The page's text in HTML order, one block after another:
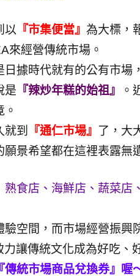
以 『市集便當』 為大標，
來經營傳統市場。
日據時代就有的公有市場
是 『辣炒年糕的始祖』
。
就到 『通仁市場』 了，大
景希望都在這裡表露無
食店、海鮮店、蔬菜店
空間，而市場經營振興
讓傳統文化成為好吃、
『傳統市場商品兌換券』喔